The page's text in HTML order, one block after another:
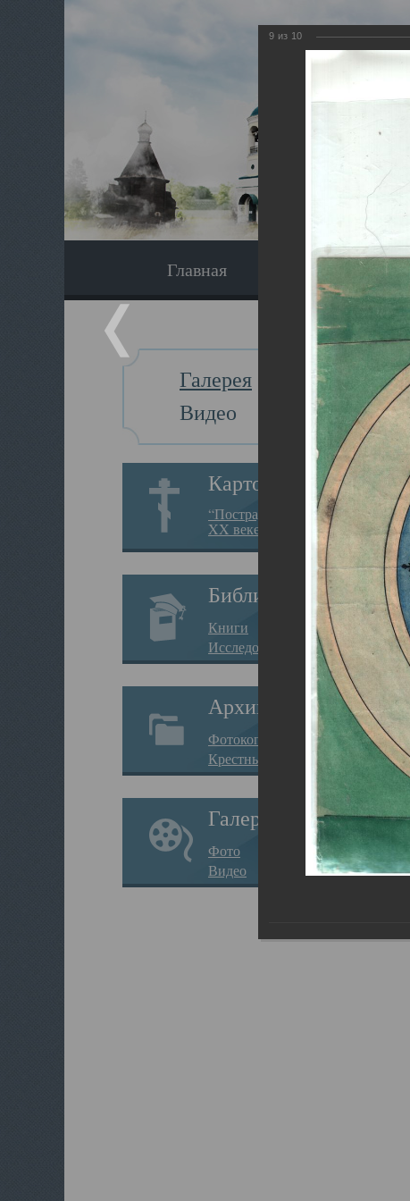
Главная Экскурсия
Галерея
Видео
Картотека
“Пострадавшие за веру в
XX веке на Севере”
Библиотека
Книги
Исследования
Архив
Фотокопии дел
Крестные ходы
Галерея
Фото
Видео
9 из 10